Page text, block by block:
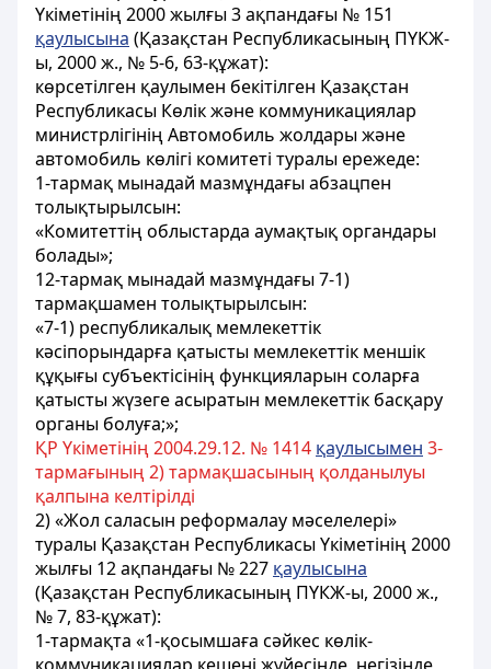
Үкіметінiң 2000 жылғы 3 ақпандағы № 151
қаулысына (Қазақстан Республикасының ПҮКЖ-
ы, 2000 ж., № 5-6, 63-құжат):
көрсетiлген қаулымен бекітілген Қазақстан
Республикасы Көлiк және коммуникациялар
министрлігінiң Автомобиль жолдары және
автомобиль көлiгi комитетi туралы ережеде:
1-тармақ мынадай мазмұндағы абзацпен
толықтырылсын:
«Комитеттiң облыстарда аумақтық органдары
болады»;
12-тармақ мынадай мазмұндағы 7-1)
тармақшамен толықтырылсын:
«7-1) республикалық мемлекеттік
кәсiпорындарға қатысты мемлекеттік меншiк
құқығы субъектiсiнiң функцияларын соларға
қатысты жүзеге асыратын мемлекеттік басқару
органы болуға;»;
ҚР Үкіметінің 2004.29.12. № 1414 қаулысымен 3-
тармағының 2) тармақшасының қолданылуы
қалпына келтірілді
2) «Жол саласын реформалау мәселелерi»
туралы Қазақстан Республикасы Үкіметінiң 2000
жылғы 12 ақпандағы № 227 қаулысына
(Қазақстан Республикасының ПYКЖ-ы, 2000 ж.,
№ 7, 83-құжат):
1-тармақта «1-қосымшаға сәйкес көлiк-